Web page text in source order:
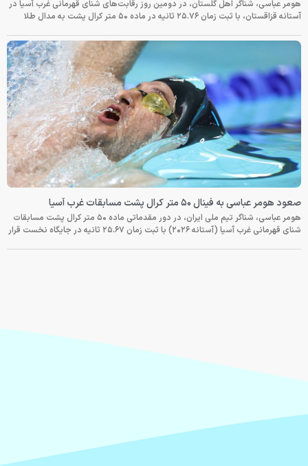
هومر عباسی، شناگر اهل گلستان، در دومین روز رقابت‌های شنای قهرمانی غرب آسیا در
آستانه قزاقستان، با ثبت زمان ۲۵.۷۶ ثانیه در ماده ۵۰ متر کرال پشت به مدال طلا
صعود هومر عباسی به فینال ۵۰ متر کرال پشت مسابقات غرب آسیا
هومر عباسی، شناگر تیم ملی ایران، در دور مقدماتی ماده ۵۰ متر کرال پشت مسابقات
شنای قهرمانی غرب آسیا (آستانه ۲۰۲۶) با ثبت زمان ۲۵.۶۷ ثانیه در جایگاه نخست قرار